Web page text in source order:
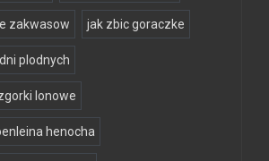
zakwasow jak zbic goraczke
plodnych
lonowe
henocha